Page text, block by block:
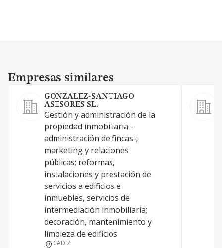
Empresas similares
Empresas similares
GONZALEZ-SANTIAGO
ASESORES SL.
Gestión y administración de la
propiedad inmobiliaria -
administración de fincas-;
marketing y relaciones
públicas; reformas,
instalaciones y prestación de
servicios a edificios e
inmuebles, servicios de
intermediación inmobiliaria;
decoración, mantenimiento y
limpieza de edificios
CADIZ